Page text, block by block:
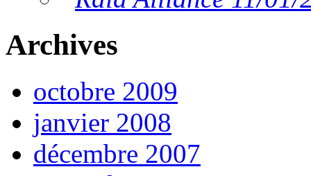
Archives
octobre 2009
janvier 2008
décembre 2007